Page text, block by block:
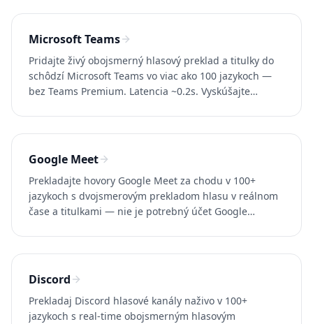
Microsoft Teams
Pridajte živý obojsmerný hlasový preklad a titulky do
schôdzí Microsoft Teams vo viac ako 100 jazykoch —
bez Teams Premium. Latencia ~0.2s. Vyskúšajte
Google Meet
Prekladajte hovory Google Meet za chodu v 100+
jazykoch s dvojsmerovým prekladom hlasu v reálnom
čase a titulkami — nie je potrebný účet Google
Discord
Prekladaj Discord hlasové kanály naživo v 100+
jazykoch s real-time obojsmerným hlasovým